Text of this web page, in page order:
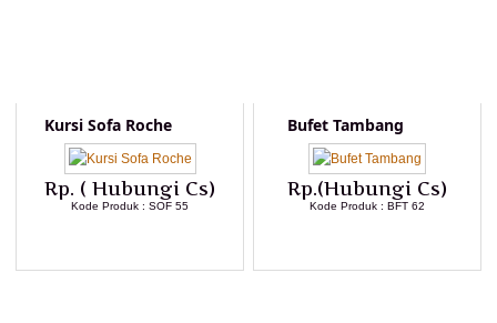
Kursi Sofa Roche
Rp. ( Hubungi Cs)
Kode Produk : SOF 55
Bufet Tambang
Rp.(Hubungi Cs)
Kode Produk : BFT 62